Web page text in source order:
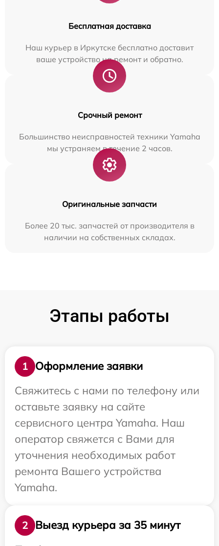
Бесплатная доставка
Наш курьер в Иркутске бесплатно доставит
ваше устройство на ремонт и обратно.
Срочный ремонт
Большинство неисправностей техники Yamaha
мы устраняем в течение 2 часов.
Оригинальные запчасти
Более 20 тыс. запчастей от производителя в
наличии на собственных складах.
Этапы работы
1
Оформление заявки
Свяжитесь с нами по телефону или
оставьте заявку на сайте
сервисного центра Yamaha. Наш
оператор свяжется с Вами для
уточнения необходимых работ
ремонта Вашего устройства
Yamaha.
2
Выезд курьера за 35 минут